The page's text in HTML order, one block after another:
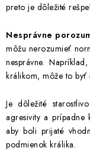
preto je dôležité
Nesprávne
môžu nerozumieť
nesprávne.
králikom, môže to byť
Je dôležité
agresivity a prípadne
aby boli prijaté
podmienok králika.